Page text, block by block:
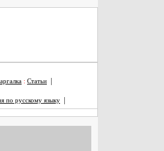
: Статьи
|
по русскому языку |